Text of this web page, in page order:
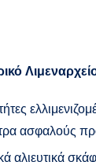
ασφαλούς
αλιευτικά